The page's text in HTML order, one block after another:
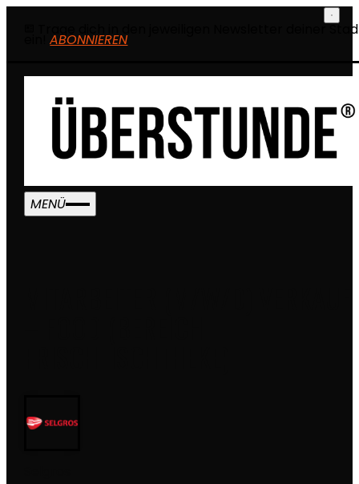
Trage dich in den jeweiligen Newsletter deiner
ABONNIEREN
MENÜ